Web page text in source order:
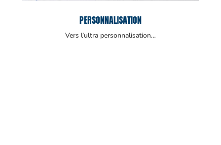
PERSONNALISATION
Vers l’ultra personnalisation…